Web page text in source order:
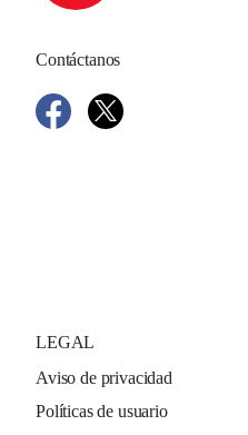
Contáctanos
LEGAL
Aviso de privacidad
Políticas de usuario